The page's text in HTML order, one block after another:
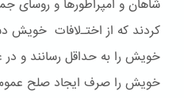
شاهان و امپراطورها و روسای
کردند که از اختـﻻفات خویش
خویش را به حداقل رسانند و
خویش را صرف ایجاد صلح